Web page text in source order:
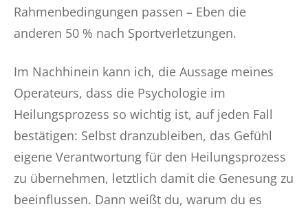
Rahmenbedingungen passen – Eben die
anderen 50 % nach Sportverletzungen.
​Im Nachhinein kann ich, die Aussage meines
Operateurs, dass die Psychologie im
Heilungsprozess so wichtig ist, auf jeden Fall
bestätigen: Selbst dranzubleiben, das Gefühl
eigene Verantwortung für den Heilungsprozess
zu übernehmen, letztlich damit die Genesung zu
beeinflussen. Dann weißt du, warum du es